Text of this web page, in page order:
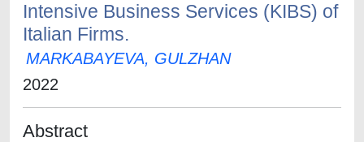
Intensive Business Services (KIBS) of
Italian Firms.
MARKABAYEVA, GULZHAN
2022
Abstract